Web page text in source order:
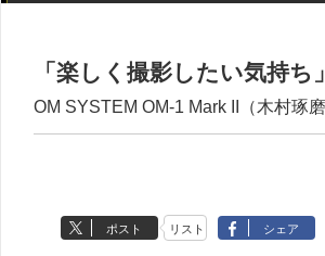
「楽しく撮影したい気持
OM SYSTEM OM-1 Mark II（木村琢磨
ポスト リスト シェア